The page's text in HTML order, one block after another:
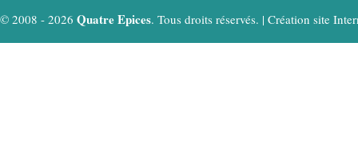
© 2008 - 2026 Quatre Epices. Tous droits réservés. | Création site